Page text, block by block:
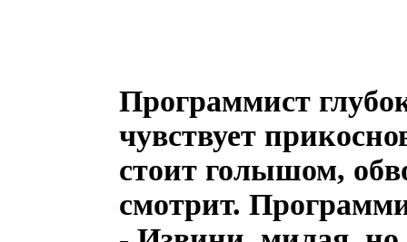
Программист
чувствует
стоит голышом,
смотрит.